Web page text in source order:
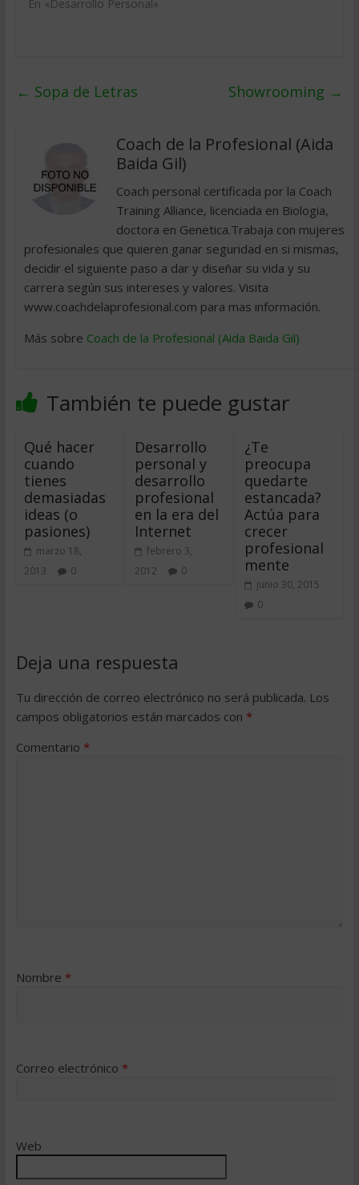
En «Desarrollo Personal»
← Sopa de Letras Showrooming →
Coach de la Profesional (Aida
Baida Gil)
Coach personal certificada por la Coach
Training Alliance, licenciada en Biologia,
doctora en Genetica.Trabaja con mujeres
profesionales que quieren ganar seguridad en si mismas,
decidir el siguiente paso a dar y diseñar su vida y su
carrera según sus intereses y valores. Visita
www.coachdelaprofesional.com para mas información.
Más sobre Coach de la Profesional (Aida Baida Gil)
También te puede gustar
Qué hacer
cuando
tienes
demasiadas
ideas (o
pasiones)
marzo 18,
2013
0
Desarrollo
personal y
desarrollo
profesional
en la era del
Internet
febrero 3,
2012
0
¿Te
preocupa
quedarte
estancada?
Actúa para
crecer
profesional
mente
junio 30, 2015
0
Deja una respuesta
Tu dirección de correo electrónico no será publicada. Los
campos obligatorios están marcados con *
Comentario *
Nombre *
Correo electrónico *
Web